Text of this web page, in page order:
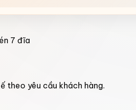
7 đĩa
theo yêu cầu khách hàng.